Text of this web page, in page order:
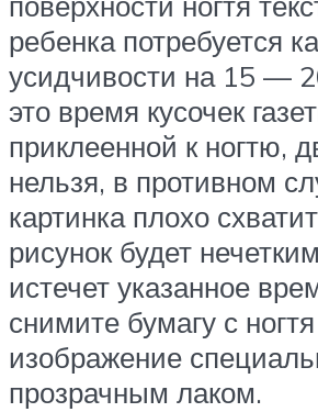
ребенка потребуется
усидчивости на 15 —
это время кусочек
приклеенной к ногтю,
нельзя, в противном
картинка плохо
рисунок будет
истечет указанное
снимите бумагу с
изображение
прозрачным лаком.